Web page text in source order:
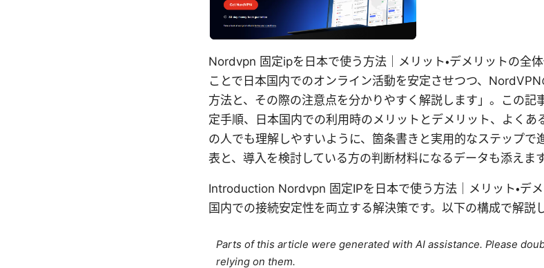
Nordvpn 固定ipを日本で使う方法｜メリット・デメリットの全
ことで日本国内でのオンライン活動を安定させつつ、
方法と、その際の注意点を分かりやすく解説します」。この記
定手順、日本国内での利用時のメリットとデメリット、よくあ
の人でも理解しやすいように、箇条書きと実用的なステップで
表と、導入を検討している方の判断材料になるデータも添えます
Introduction Nordvpn 固定IPを日本で使う方法｜メリット・デ
国内での接続安定性を両立する解決策です。以下の構成で解説し
Parts of this article were generated with AI assistance. Please
relying on them.